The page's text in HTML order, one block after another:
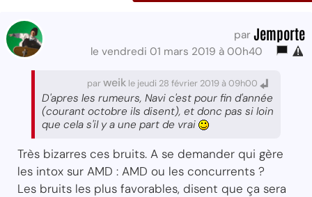
par Jemporte
le vendredi 01 mars 2019 à 00h40
parweik le jeudi 28 février 2019 à 09h00
D'apres les rumeurs, Navi c'est pour fin d'année
(courant octobre ils disent), et donc pas si loin
que cela s'il y a une part de vrai
Très bizarres ces bruits. A se demander qui gère
les intox sur AMD : AMD ou les concurrents ?
Les bruits les plus favorables, disent que ça sera